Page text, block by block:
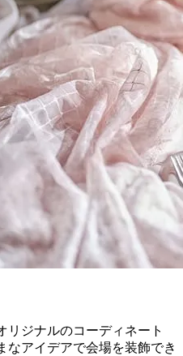
リジナルのコーディネート
なアイデアで会場を装飾でき